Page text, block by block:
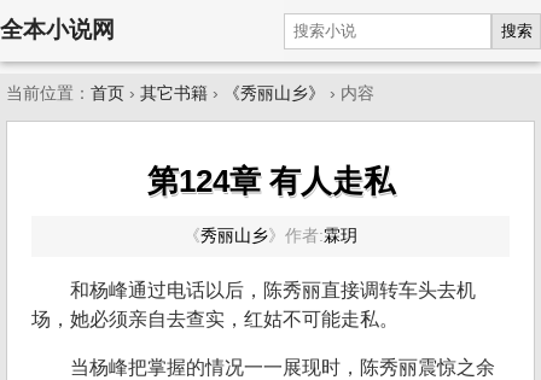
全本小说网 搜索
当前位置： 首页 › 其它书籍 › 《秀丽山乡》 › 内容
第124章 有人走私
《秀丽山乡》 作者:霖玥
和杨峰通过电话以后，陈秀丽直接调转车头去机
场，她必须亲自去查实，红姑不可能走私。
当杨峰把掌握的情况一一展现时，陈秀丽震惊之余